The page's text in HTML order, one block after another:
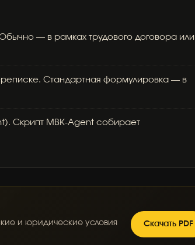
— в рамках трудового договора или
Стандартная формулировка — в
Скрипт MBK-Agent собирает
и юридические условия
Скачать PDF